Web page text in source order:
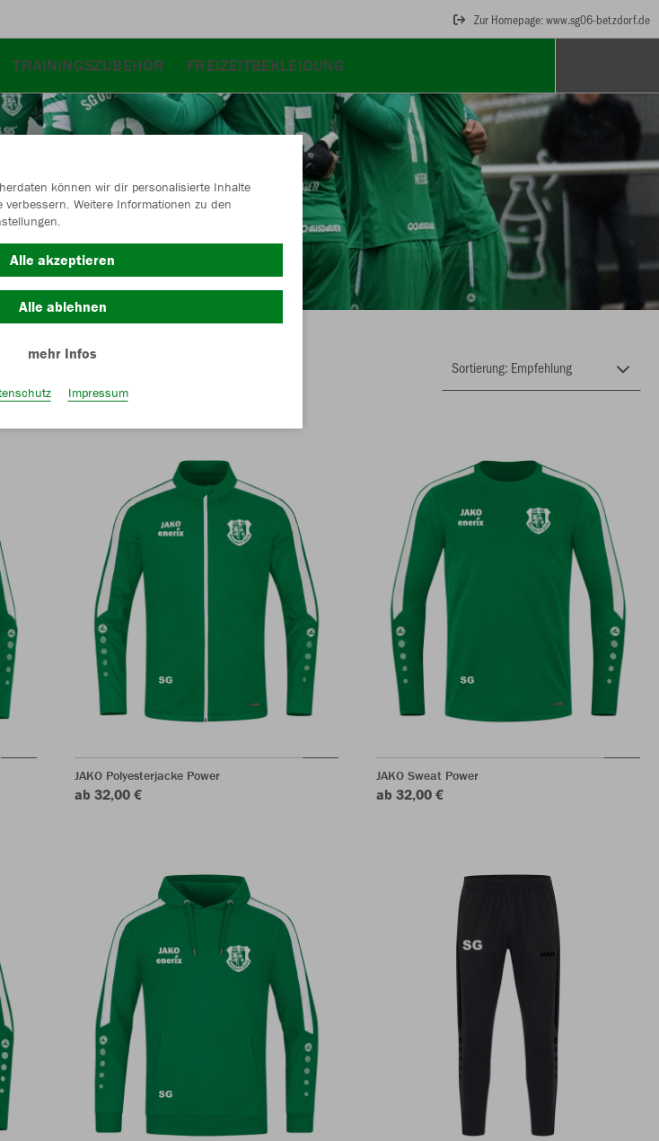
Zur Homepage: www.sg06-betzdorf.de
TRAININGSZUBEHÖR FREIZEITBEKLEIDUNG
JAKO Polyesterjacke Power
ab 32,00 €
JAKO Sweat Power
ab 32,00 €
können wir dir personalisierte Inhalte
Weitere Informationen zu den
Alle akzeptieren
Alle ablehnen
mehr Infos
Impressum